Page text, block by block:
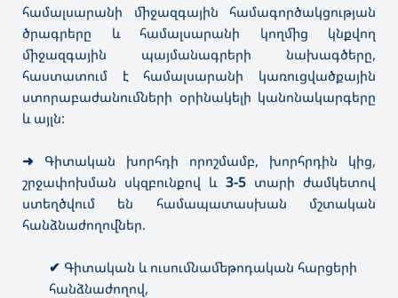
համալսարանի միջազգային համագործակցության
ծրագրերը և համալսարանի կողմից կնքվող
միջազգային պայմանագրերի նախագծերը,
հաստատում է համալսարանի կառուցվածքային
ստորաբաժանումների օրինակելի կանոնակարգերը
և այլն:
➜ Գիտական խորհդի որոշմամբ, խորհրդին կից,
շրջափոխման սկզբունքով և 3-5տարի ժամկետով
ստեղծվում են համապատասխան մշտական
հանձնաժողովներ.
✔ Գիտական և ուսումնամեթոդական հարցերի
հանձնաժողով,